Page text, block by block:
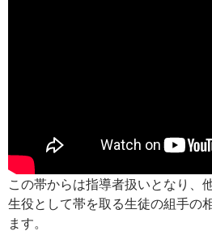
この帯からは指導者扱いとなり、
生役として帯を取る生徒の組手の
ます。